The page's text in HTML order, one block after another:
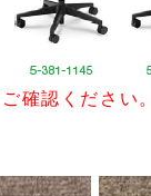
確認ください。